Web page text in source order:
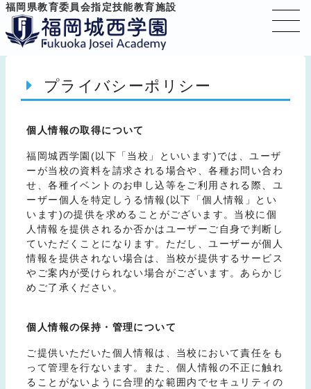
福岡県教育委員会指定技能教育施設
プライバシーポリシー
個人情報の取得について
福岡城西学園(以下「当校」といいます)では、ユーザ
ーが当校の資料を請求される場合や、各種お問い合わ
せ、各種イベントのお申し込等をご利用される際、ユ
ーザー個人を特定しうる情報(以下「個人情報」とい
います)の提供を求めることがございます。当校に個
人情報を提供されるか否かはユーザーご自身で判断し
ていただくことになります。ただし、ユーザーが個人
情報を提供されない場合は、当校が提供するサービス
やご案内が受けられない場合がございます。あらかじ
めご了承ください。
個人情報の保持・管理について
ご提供いただいた個人情報は、当校において責任をも
って管理を行ないます。また、個人情報の不正に触れ
ることがないように合理的な範囲内でセキュリティの